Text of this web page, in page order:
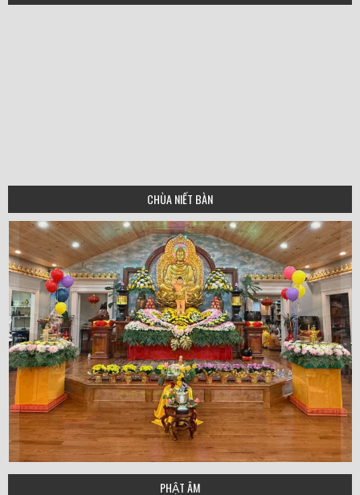
CHÙA NIẾT BÀN
PHẬT ÂM